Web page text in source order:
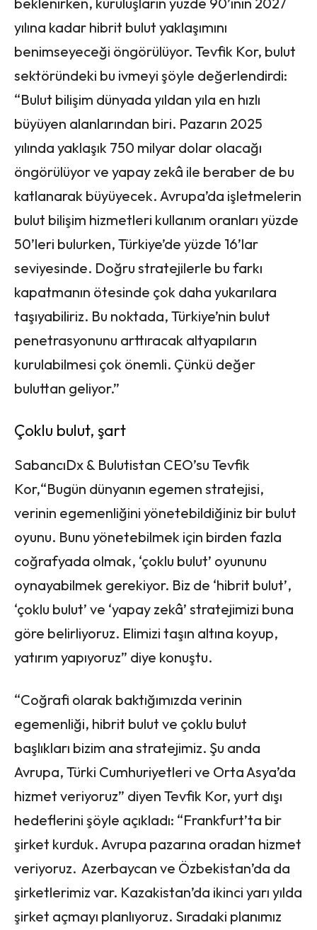
yılına kadar hibrit bulut yaklaşımını
benimseyeceği öngörülüyor. Tevfik Kor, bulut
sektöründeki bu ivmeyi şöyle değerlendirdi:
“Bulut bilişim dünyada yıldan yıla en hızlı
büyüyen alanlarından biri. Pazarın 2025
yılında yaklaşık 750 milyar dolar olacağı
öngörülüyor ve yapay zekâ ile beraber de bu
katlanarak büyüyecek. Avrupa’da işletmelerin
bulut bilişim hizmetleri kullanım oranları yüzde
50’leri bulurken, Türkiye’de yüzde 16’lar
seviyesinde. Doğru stratejilerle bu farkı
kapatmanın ötesinde çok daha yukarılara
taşıyabiliriz. Bu noktada, Türkiye’nin bulut
penetrasyonunu arttıracak altyapıların
kurulabilmesi çok önemli. Çünkü değer
buluttan geliyor.”
Çoklu bulut, şart
SabancıDx & Bulutistan CEO’su Tevfik
Kor,“Bugün dünyanın egemen stratejisi,
verinin egemenliğini yönetebildiğiniz bir bulut
oyunu. Bunu yönetebilmek için birden fazla
coğrafyada olmak, ‘çoklu bulut’ oyununu
oynayabilmek gerekiyor. Biz de ‘hibrit bulut’,
‘çoklu bulut’ ve ‘yapay zekâ’ stratejimizi buna
göre belirliyoruz. Elimizi taşın altına koyup,
yatırım yapıyoruz” diye konuştu.
“Coğrafi olarak baktığımızda verinin
egemenliği, hibrit bulut ve çoklu bulut
başlıkları bizim ana stratejimiz. Şu anda
Avrupa, Türki Cumhuriyetleri ve Orta Asya’da
hizmet veriyoruz” diyen Tevfik Kor, yurt dışı
hedeflerini şöyle açıkladı: “Frankfurt’ta bir
şirket kurduk. Avrupa pazarına oradan hizmet
veriyoruz. Azerbaycan ve Özbekistan’da da
şirketlerimiz var. Kazakistan’da ikinci yarı yılda
şirket açmayı planlıyoruz. Sıradaki planımız